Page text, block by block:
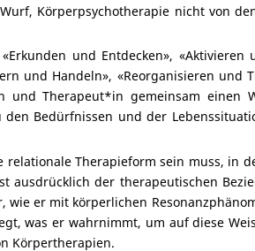
Körperpsychotherapie nicht von
und Entdecken», «Aktivieren
und Handeln», «Reorganisieren und
Therapeut*in gemeinsam einen
Bedürfnissen und der
Therapieform sein muss, in
der therapeutischen
er mit körperlichen
was er wahrnimmt, um auf diese
Körpertherapien.